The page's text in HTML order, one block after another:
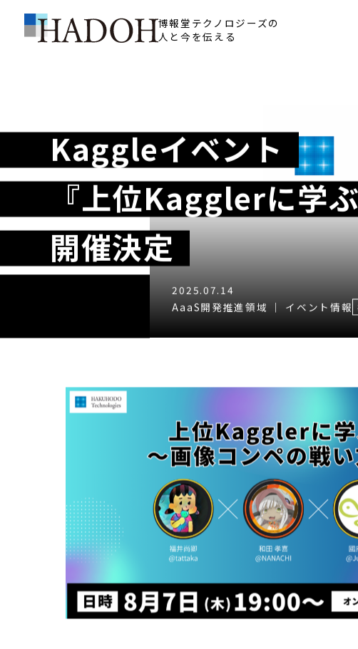
博報堂テクノロジーズの
人と今を伝える
Kaggleイベント
『上位Kagglerに学
開催決定